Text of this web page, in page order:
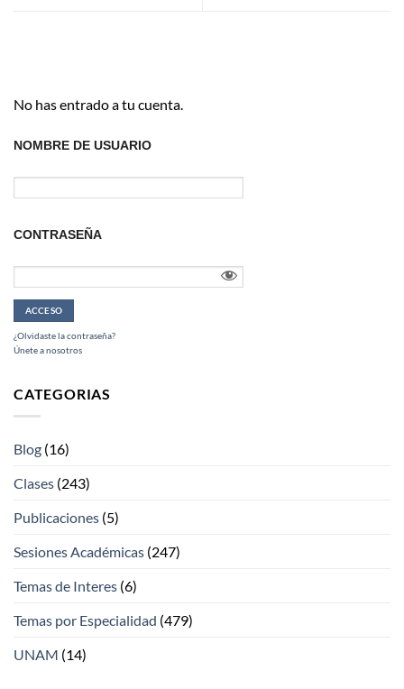
No has entrado a tu cuenta.
NOMBRE DE USUARIO
CONTRASEÑA
¿Olvidaste la contraseña?
Únete a nosotros
CATEGORIAS
Blog (16)
Clases (243)
Publicaciones (5)
Sesiones Académicas (247)
Temas de Interes (6)
Temas por Especialidad (479)
UNAM (14)